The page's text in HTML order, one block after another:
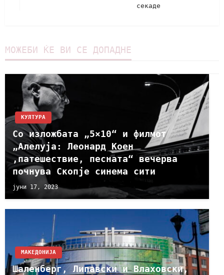
секаде
МОЖЕБИ ЌЕ ВИ СЕ ДОПАДНЕ
КУЛТУРА
Со изложбата „5×10“ и филмот
„Алелуја: Леонард Коен
,патешествие, песната“ вечерва
почнува Скопје синема сити
јуни 17, 2023
МАКЕДОНИЈА
Шаленберг, Липавски и Влаховски,